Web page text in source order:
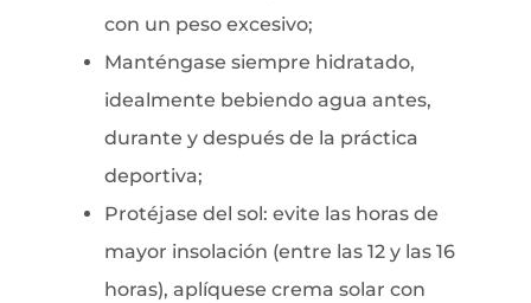
con un peso excesivo;
Manténgase siempre hidratado,
idealmente bebiendo agua antes,
durante y después de la práctica
deportiva;
Protéjase del sol: evite las horas de
mayor insolación (entre las 12 y las 16
horas), aplíquese crema solar con